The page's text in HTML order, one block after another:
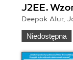
J2EE.
Deepak Alur,
Niedostępna